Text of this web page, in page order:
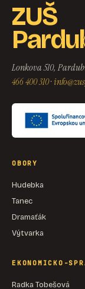
ZUŠ
Lonkova 510,
466 400 310·
OBORY
Hudebka
Tanec
Dramaťák
Výtvarka
EKONOMICKO-
Radka Tobešová